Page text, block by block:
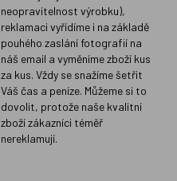
neopravitelnost výrobku),
reklamaci vyřídíme i na základě
pouhého zaslání fotografií na
náš email a vyměníme zboží kus
za kus. Vždy se snažíme šetřit
Váš čas a peníze. Můžeme si to
dovolit, protože naše kvalitní
zboží zákazníci téměř
nereklamují.